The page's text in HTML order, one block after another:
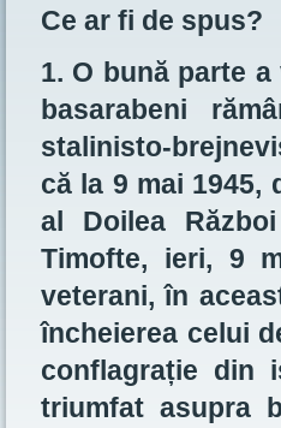
Ce ar fi de spus?
1. O bună parte
basarabeni
stalinisto-
că la 9 mai 1945,
al Doilea
Timofte, ieri, 9
veterani, în
încheierea celui
conflagrație din
triumfat asupra